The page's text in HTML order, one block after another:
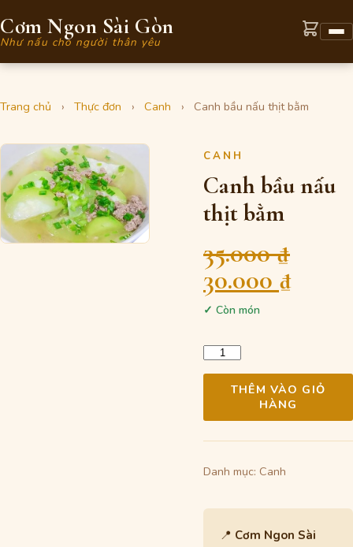
Cơm Ngon Sài Gòn
Như nấu cho người thân yêu
Trang chủ › Thực đơn › Canh › Canh bầu nấu thịt bằm
CANH
Canh bầu nấu
thịt bằm
35.000₫
Giá
gốc
35.000 ₫.
30.000 ₫
✓ Còn món
Số
lượng
THÊM VÀO GIỎ
HÀNG
Danh mục: Canh
📍 Cơm Ngon Sài